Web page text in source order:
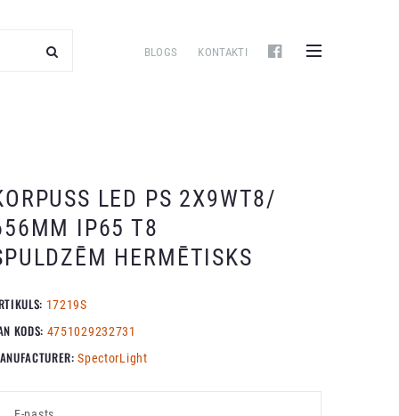
BLOGS KONTAKTI
LED PS 2X9WT8/
IP65 T8
HERMĒTISKS
17219S
KODS: 4751029232731
SpectorLight